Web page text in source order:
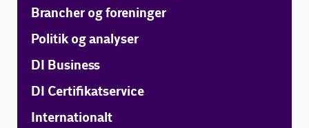
Brancher og foreninger
Politik og analyser
DI Business
DI Certifikatservice
Internationalt